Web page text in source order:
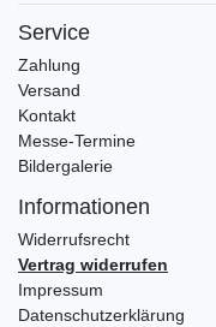
Service
Zahlung
Versand
Kontakt
Messe-Termine
Bildergalerie
Informationen
Widerrufs­recht
Vertrag widerrufen
Impressum
Daten­schutz­erklärung